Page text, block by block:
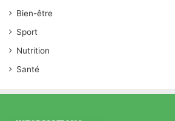
Bien-être
Sport
Nutrition
Santé